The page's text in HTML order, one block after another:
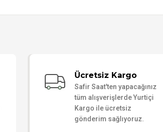
Ücretsiz Kargo
Safir Saat'ten yapacağınız
tüm alışverişlerde Yurtiçi
Kargo ile ücretsiz
gönderim sağlıyoruz.